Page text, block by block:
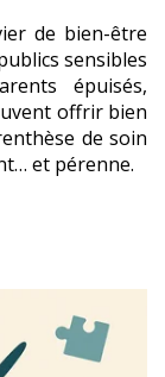
de bien-être
sensibles
épuisés,
offrir bien
de soin
et pérenne.